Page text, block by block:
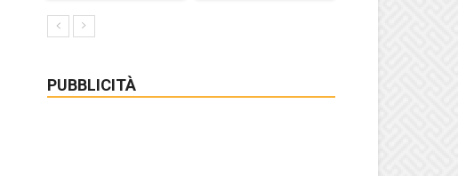
PUBBLICITÀ